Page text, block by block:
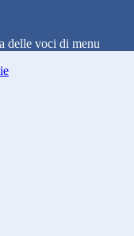
delle voci di menu